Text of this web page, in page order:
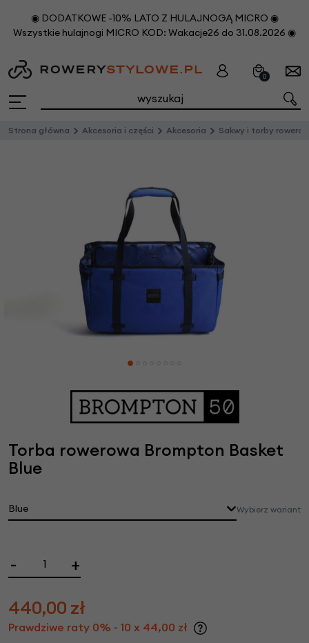
◉ DODATKOWE -10% LATO Z HULAJNOGĄ MICRO ◉
Wszystkie hulajnogi MICRO KOD: Wakacje26 do 31.08.2026 ◉
0
Strona główna Akcesoria i części Akcesoria Sakwy i torby
Torba rowerowa Brompton Basket
Blue
Blue Wybierz wariant
- +
440,00 zł
Prawdziwe raty 0% - 10 x 44,00 zł